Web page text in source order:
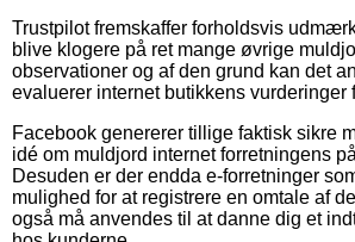
Trustpilot fremskaffer forholdsvis
blive klogere på ret mange øvrige
observationer og af den grund kan det
evaluerer internet butikkens vurderinger
Facebook genererer tillige faktisk sikre
idé om muldjord internet forretningens
Desuden er der endda e-forretninger
mulighed for at registrere en omtale af
også må anvendes til at danne dig et